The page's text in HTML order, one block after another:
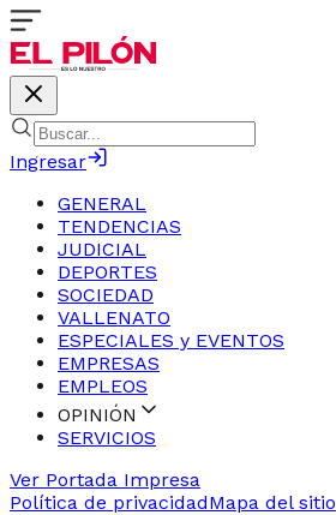
Ingresar
GENERAL
TENDENCIAS
JUDICIAL
DEPORTES
SOCIEDAD
VALLENATO
ESPECIALES y EVENTOS
EMPRESAS
EMPLEOS
OPINIÓN
SERVICIOS
Ver Portada Impresa
Política de privacidadMapa del sitio